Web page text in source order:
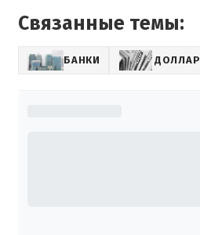
Связанные темы:
БАНКИ ДОЛЛАР